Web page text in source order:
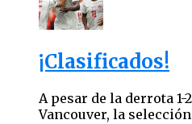
¡Clasificados!
A pesar de la derrota 1-
Vancouver, la selección